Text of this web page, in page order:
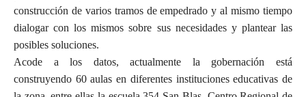
construcción de varios tramos de empedrado y al mismo tiempo
dialogar con los mismos sobre sus necesidades y plantear las
posibles soluciones.
Acode a los datos, actualmente la gobernación está
construyendo 60 aulas en diferentes instituciones educativas de